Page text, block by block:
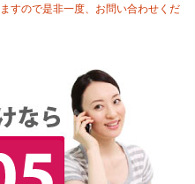
すので是非一度、お問い合わせくだ